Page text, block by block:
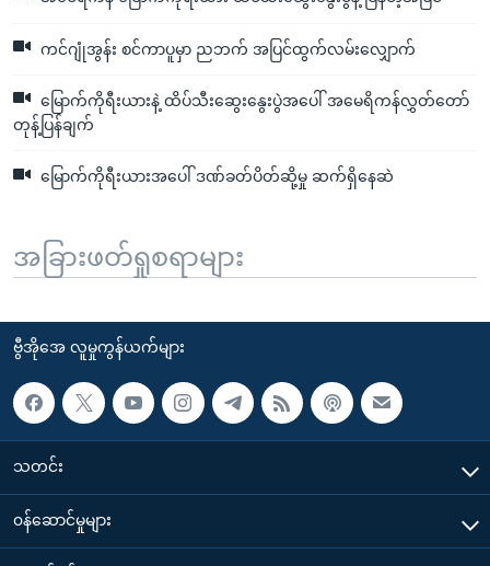
ကင်ဂျုံအွန်း စင်ကာပူမှာ ညဘက် အပြင်ထွက်လမ်းလျှောက်
မြောက်ကိုရီးယားနဲ့ ထိပ်သီးဆွေးနွေးပွဲအပေါ် အမေရိကန်လွှတ်တော်
တုန့်ပြန်ချက်
မြောက်ကိုရီးယားအပေါ် ဒဏ်ခတ်ပိတ်ဆို့မှု ဆက်ရှိနေဆဲ
အခြားဖတ်ရှုစရာများ
ဗွီအိုအေ လူမှုကွန်ယက်များ
သတင်း
၀န်ဆောင်မှုများ